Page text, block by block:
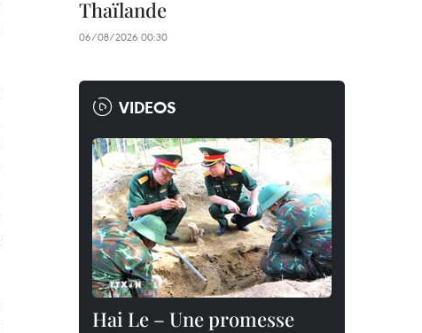
Thaïlande
06/08/2026 00:30
VIDEOS
Hai Le – Une promesse